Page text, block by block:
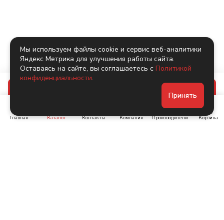
Главная Каталог Контакты Компания Производители Корзина
Мы используем файлы cookie и сервис веб-аналитики
Яндекс Метрика для улучшения работы сайта.
Оставаясь на сайте, вы соглашаетесь с Политикой
конфиденциальности.
Принять